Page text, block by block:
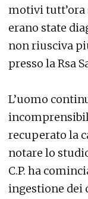
motivi tutt’ora
erano state
non riusciva
presso la Rsa
L’uomo
recuperato la
notare lo
C.P. ha
ingestione dei